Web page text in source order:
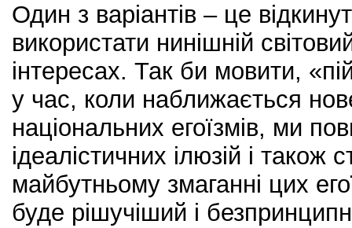
Один з варіантів – це
використати нинішній
інтересах. Так би мовити,
у час, коли наближається
національних егоїзмів, ми
ідеалістичних ілюзій і також
майбутньому змаганні цих
буде рішучіший і